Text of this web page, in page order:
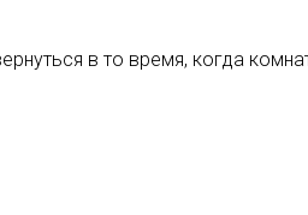
в то время, когда